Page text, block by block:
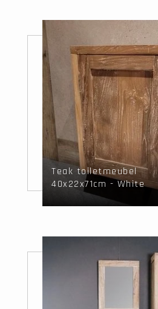
Teak toiletmeubel
40x22x71cm - White